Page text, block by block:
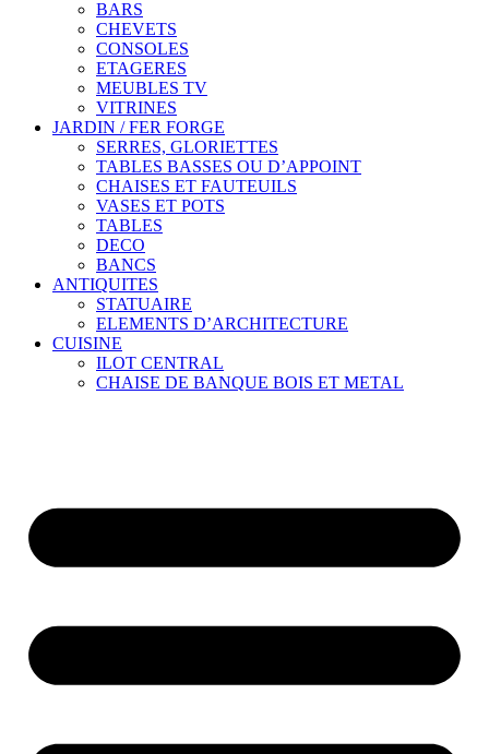
BARS
CHEVETS
CONSOLES
ETAGERES
MEUBLES TV
VITRINES
JARDIN / FER FORGE
SERRES, GLORIETTES
TABLES BASSES OU D’APPOINT
CHAISES ET FAUTEUILS
VASES ET POTS
TABLES
DECO
BANCS
ANTIQUITES
STATUAIRE
ELEMENTS D’ARCHITECTURE
CUISINE
ILOT CENTRAL
CHAISE DE BANQUE BOIS ET METAL